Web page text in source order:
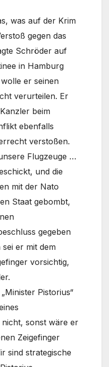
was auf der Krim
gegen das
Schröder auf
in Hamburg
er seinen
verurteilen. Er
beim
ebenfalls
verstoßen.
Flugzeuge …
und die
mit der Nato
Staat gebombt,
gegeben
er mit dem
vorsichtig,
Pistorius“
nicht, sonst wäre er
Zeigefinger
sind strategische